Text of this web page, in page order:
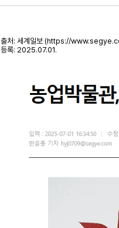
출처: 세계일보 (https://
등록: 2025.07.01.